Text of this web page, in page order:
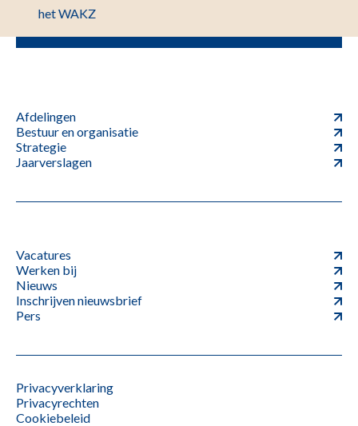
het WAKZ
Afdelingen
Bestuur en organisatie
Strategie
Jaarverslagen
Vacatures
Werken bij
Nieuws
Inschrijven nieuwsbrief
Pers
Privacyverklaring
Privacyrechten
Cookiebeleid